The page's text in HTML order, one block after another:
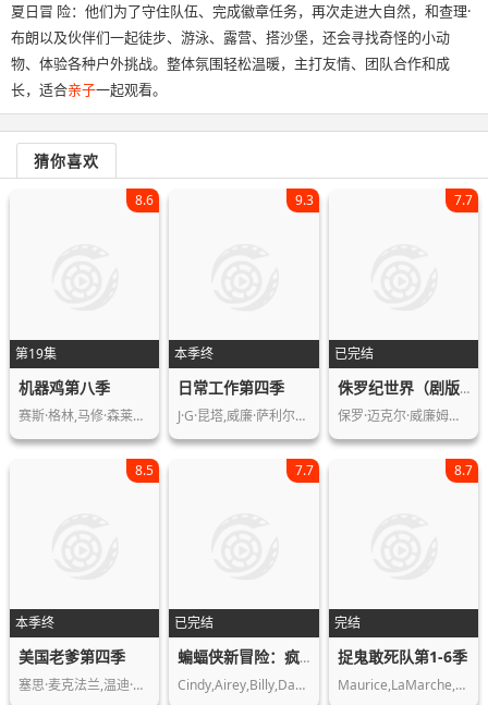
夏日冒 险：他们为了守住队伍、完成徽章任务，再次走进大自然，和查理·
布朗以及伙伴们一起徒步、游泳、露营、搭沙堡，还会寻找奇怪的小动
物、体验各种户外挑战。整体氛围轻松温暖，主打友情、团队合作和成
长，适合亲子一起观看。
猜你喜欢
第19集
8.6
机器鸡第八季
赛斯·格林,马修·森莱奇,布瑞金·梅耶
本季终
9.3
日常工作第四季
J·G·昆塔,威廉·萨利尔斯,萨姆·马林…
已完结
7.7
侏罗纪世界（剧版）第三季
保罗·迈克尔·威廉姆斯,考萨尔·穆罕…
本季终
8.5
美国老爹第四季
塞思·麦克法兰,温迪·夏尔,斯科特·格…
已完结
7.7
蝙蝠侠新冒险：疯狂的爱第一季
Cindy,Airey,Billy,Davis,Paul,St.,Pet…
完结
8.7
捉鬼敢死队第1-6季
Maurice,LaMarche,Lorenzo,Music,Laura…